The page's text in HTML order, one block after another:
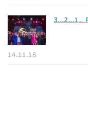
3...2...1…
14.11.18